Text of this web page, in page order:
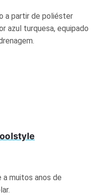
a partir de poliéster
azul turquesa, equipado
muitos anos de